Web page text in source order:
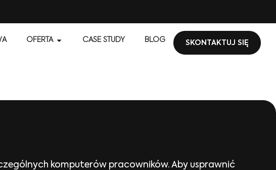
OFERTA CASE STUDY BLOG SKONTAKTUJ SIĘ
komputerów pracowników. Aby usprawnić